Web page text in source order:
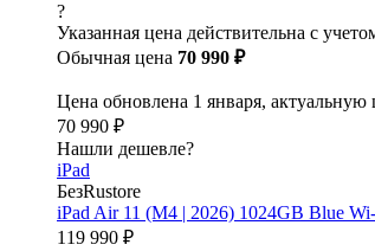
?
Указанная цена действительна с
Обычная цена 70 990 ₽
Цена обновлена 1 января, актуальную
70 990 ₽
Нашли дешевле?
iPad
БезRustore
iPad Air 11 (M4 | 2026) 1024GB Blue
119 990 ₽